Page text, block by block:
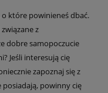
które powinieneś dbać.
z
dobre samopoczucie
Jeśli interesują cię
zapoznaj się z
posiadają, powinny cię